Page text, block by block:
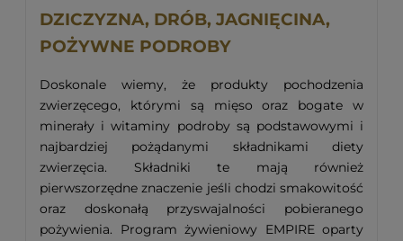
DZICZYZNA, DRÓB, JAGNIĘCINA,
POŻYWNE PODROBY
Doskonale wiemy, że produkty pochodzenia
zwierzęcego, którymi są mięso oraz bogate w
minerały i witaminy podroby są podstawowymi i
najbardziej pożądanymi składnikami diety
zwierzęcia. Składniki te mają również
pierwszorzędne znaczenie jeśli chodzi smakowitość
oraz doskonałą przyswajalności pobieranego
pożywienia. Program żywieniowy EMPIRE oparty